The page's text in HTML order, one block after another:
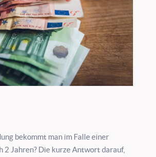
bekommt man im Falle einer
2 Jahren? Die kurze Antwort darauf,